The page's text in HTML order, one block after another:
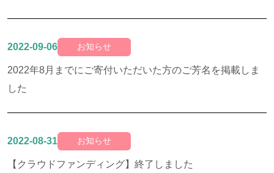
2022-09-06 お知らせ
2022年8月までにご寄付いただいた方のご芳名を掲載しま
した
2022-08-31 お知らせ
【クラウドファンディング】終了しました